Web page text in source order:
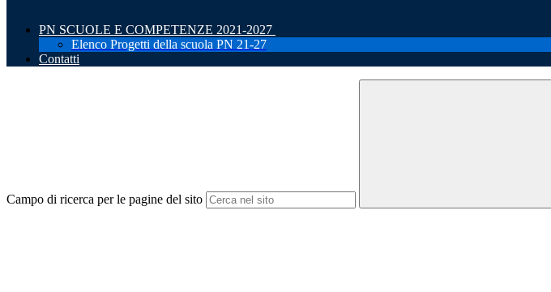
PN SCUOLE E COMPETENZE 2021-2027
Elenco Progetti della scuola PN 21-27
Contatti
Campo di ricerca per le pagine del sito